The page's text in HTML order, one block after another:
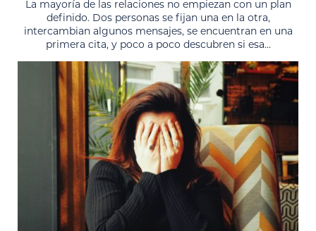
La mayoría de las relaciones no empiezan con un plan
definido. Dos personas se fijan una en la otra,
intercambian algunos mensajes, se encuentran en una
primera cita, y poco a poco descubren si esa...